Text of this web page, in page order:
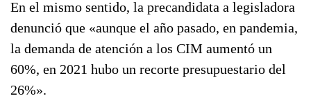
En el mismo sentido, la precandidata a legisladora
denunció que «aunque el año pasado, en pandemia,
la demanda de atención a los CIM aumentó un
60%, en 2021 hubo un recorte presupuestario del
26%».